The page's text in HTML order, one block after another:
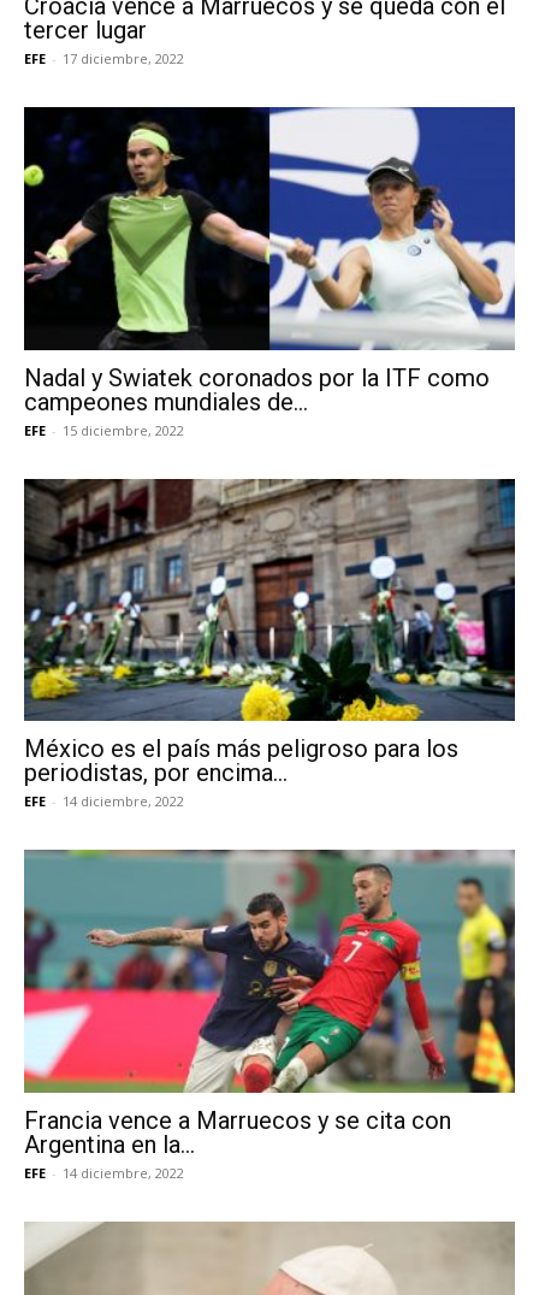
Croacia vence a Marruecos y se queda con el
tercer lugar
EFE - 17 diciembre, 2022
Nadal y Swiatek coronados por la ITF como
campeones mundiales de...
EFE - 15 diciembre, 2022
México es el país más peligroso para los
periodistas, por encima...
EFE - 14 diciembre, 2022
Francia vence a Marruecos y se cita con
Argentina en la...
EFE - 14 diciembre, 2022